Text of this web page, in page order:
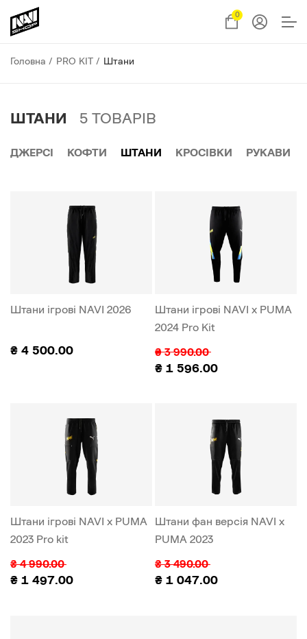
0
Головна PRO KIT Штани
ШТАНИ 5 ТОВАРІВ
ДЖЕРСІ КОФТИ ШТАНИ КРОСІВКИ РУКАВИ
Штани ігрові NAVI 2026
₴ 4 500.00
Штани ігрові NAVI x PUMA
2024 Pro Kit
₴ 3 990.00
₴ 1 596.00
Штани ігрові NAVI x PUMA
2023 Pro kit
₴ 4 990.00
₴ 1 497.00
Штани фан версія NAVI x
PUMA 2023
₴ 3 490.00
₴ 1 047.00